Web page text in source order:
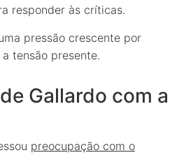
responder às críticas.
pressão crescente por
tensão presente.
Gallardo com a
preocupação com o